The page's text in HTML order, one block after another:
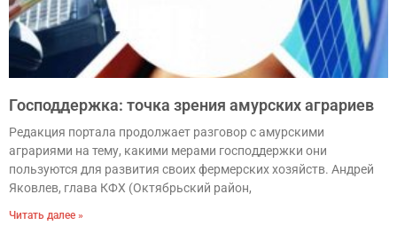
Господдержка: точка зрения амурских аграриев
Редакция портала продолжает разговор с амурскими
аграриями на тему, какими мерами господдержки они
пользуются для развития своих фермерских хозяйств. Андрей
Яковлев, глава КФХ (Октябрьский район,
Читать далее »